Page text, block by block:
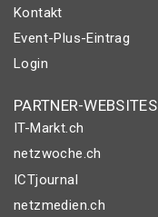
Kontakt
Event-Plus-Eintrag
Login
PARTNER-WEBSITES
IT-Markt.ch
netzwoche.ch
ICTjournal
netzmedien.ch